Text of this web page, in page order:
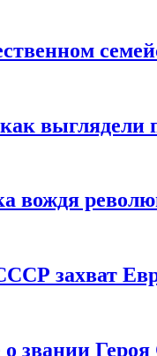
выглядели
вождя
захват
звании